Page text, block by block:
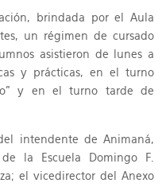
brindada por el Aula
un régimen de cursado
asistieron de lunes a
y prácticas, en el turno
y en el turno tarde de
intendente de Animaná,
la Escuela Domingo F.
el vicedirector del Anexo